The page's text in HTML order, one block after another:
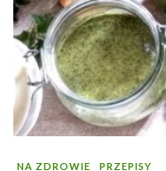
NA ZDROWIE PRZEPISY